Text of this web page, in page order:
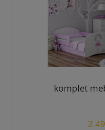
komplet
2